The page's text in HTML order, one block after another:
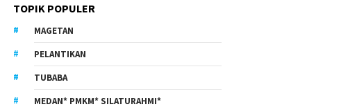
TOPIK POPULER
MAGETAN
PELANTIKAN
TUBABA
MEDAN* PMKM* SILATURAHMI*